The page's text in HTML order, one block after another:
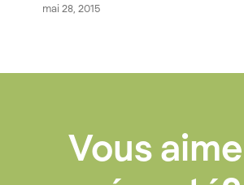
mai 28, 2015
Vous